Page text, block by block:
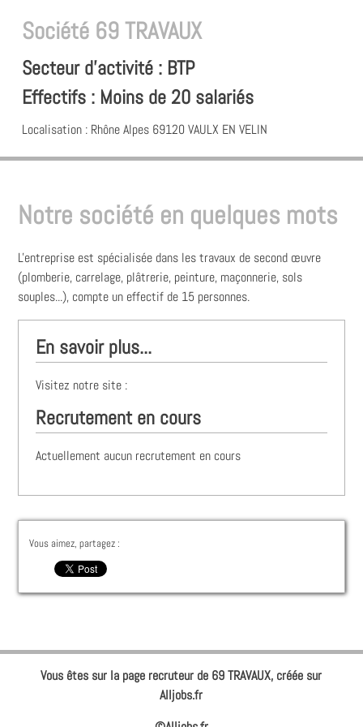
Société 69 TRAVAUX
Secteur d'activité : BTP
Effectifs : Moins de 20 salariés
Localisation : Rhône Alpes 69120 VAULX EN VELIN
Notre société en quelques mots
L'entreprise est spécialisée dans les travaux de second œuvre
(plomberie, carrelage, plâtrerie, peinture, maçonnerie, sols
souples...), compte un effectif de 15 personnes.
En savoir plus...
Visitez notre site :
Recrutement en cours
Actuellement aucun recrutement en cours
Vous aimez, partagez :
Vous êtes sur la page recruteur de 69 TRAVAUX, créée sur
Alljobs.fr